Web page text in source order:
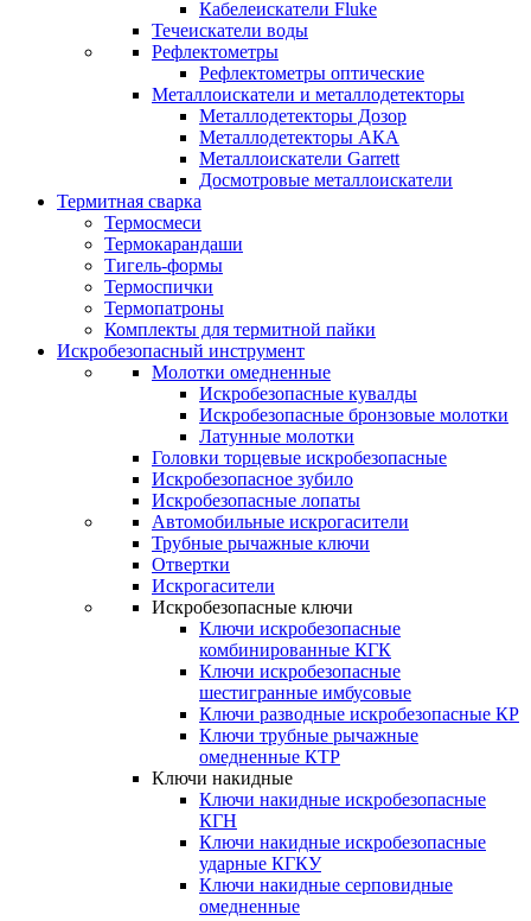
Кабелеискатели Fluke
Течеискатели воды
Рефлектометры
Рефлектометры оптические
Металлоискатели и металлодетекторы
Металлодетекторы Дозор
Металлодетекторы АКА
Металлоискатели Garrett
Досмотровые металлоискатели
Термитная сварка
Термосмеси
Термокарандаши
Тигель-формы
Термоспички
Термопатроны
Комплекты для термитной пайки
Искробезопасный инструмент
Молотки омедненные
Искробезопасные кувалды
Искробезопасные бронзовые молотки
Латунные молотки
Головки торцевые искробезопасные
Искробезопасное зубило
Искробезопасные лопаты
Автомобильные искрогасители
Трубные рычажные ключи
Отвертки
Искрогасители
Искробезопасные ключи
Ключи искробезопасные
комбинированные КГК
Ключи искробезопасные
шестигранные имбусовые
Ключи разводные искробезопасные КР
Ключи трубные рычажные
омедненные КТР
Ключи накидные
Ключи накидные искробезопасные
КГН
Ключи накидные искробезопасные
ударные КГКУ
Ключи накидные серповидные
омедненные